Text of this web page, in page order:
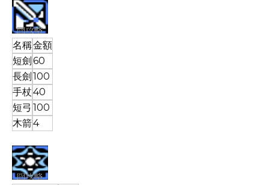
名稱金額
短劍 60
長劍 100
手杖40
短弓 100
木箭4